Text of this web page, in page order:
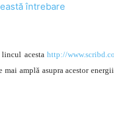
întrebare
acesta http://
mai amplă asupra acestor